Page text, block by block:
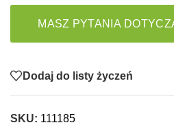
MASZ PYTANIA
Dodaj do listy życzeń
SKU: 111185